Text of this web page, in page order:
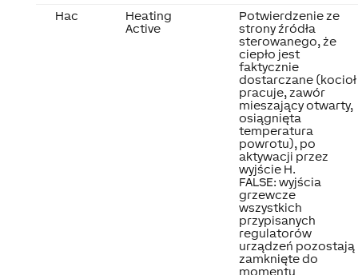
Hac
Heating
Active
Potwierdzenie ze
strony źródła
sterowanego, że
ciepło jest
faktycznie
dostarczane (kocioł
pracuje, zawór
mieszający otwarty,
osiągnięta
temperatura
powrotu), po
aktywacji przez
wyjście H.
FALSE: wyjścia
grzewcze
wszystkich
przypisanych
regulatorów
urządzeń pozostają
zamknięte do
momentu